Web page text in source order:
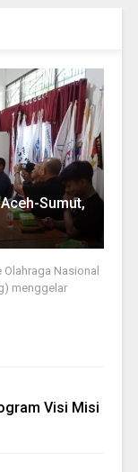
Sumut,
Nasional
menggelar
Visi Misi